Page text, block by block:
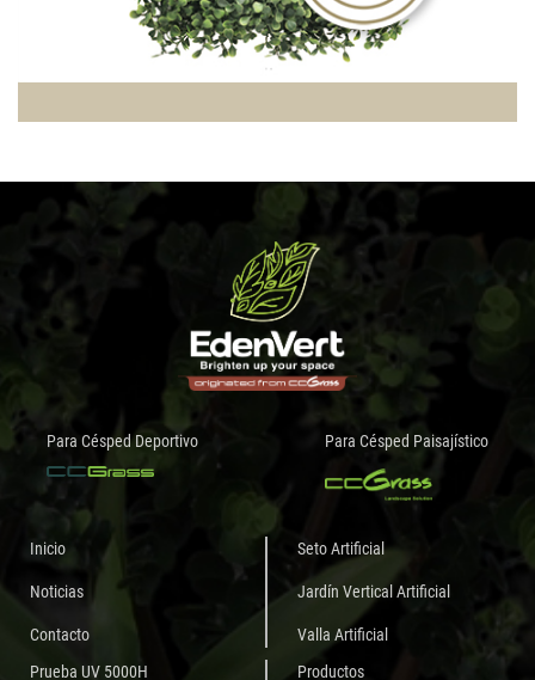
Para Césped Deportivo Para Césped Paisajístico
Inicio
Noticias
Contacto
Seto Artificial
Jardín Vertical Artificial
Valla Artificial
Prueba UV 5000H
Productos